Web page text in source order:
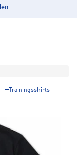
Trainingsshirts